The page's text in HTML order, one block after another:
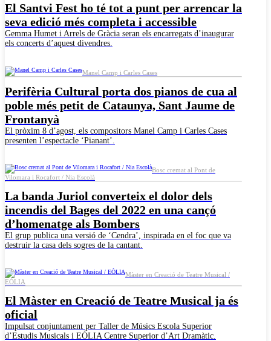
El Santvi Fest ho té tot a punt per arrencar la
seva edició més completa i accessible
Gemma Humet i Arrels de Gràcia seran els encarregats d’inaugurar
els concerts d’aquest divendres.
Manel Camp i Carles Cases
Perifèria Cultural porta dos pianos de cua al
poble més petit de Cataunya, Sant Jaume de
Frontanyà
El pròxim 8 d’agost, els compositors Manel Camp i Carles Cases
presenten l’espectacle ‘Pianant’.
Bosc cremat al Pont de
Vilomara i Rocafort / Nia Escolà
La banda Juriol converteix el dolor dels
incendis del Bages del 2022 en una cançó
d’homenatge als Bombers
El grup publica una versió de ‘Cendra’, inspirada en el foc que va
destruir la casa dels sogres de la cantant.
Màster en Creació de Teatre Musical /
EÒLIA
El Màster en Creació de Teatre Musical ja és
oficial
Impulsat conjuntament per Taller de Músics Escola Superior
d’Estudis Musicals i EÒLIA Centre Superior d’Art Dramàtic.